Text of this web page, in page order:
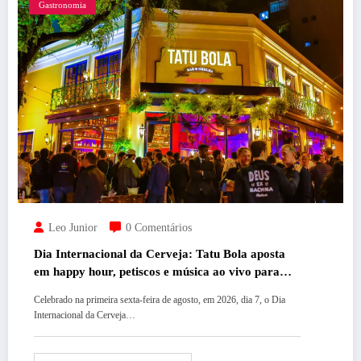
Gastronomia
Leo Junior 0 Comentários
Dia Internacional da Cerveja: Tatu Bola aposta
em happy hour, petiscos e música ao vivo para
Celebrado na primeira sexta-feira de agosto, em 2026, dia 7, o Dia
Internacional da Cerveja…